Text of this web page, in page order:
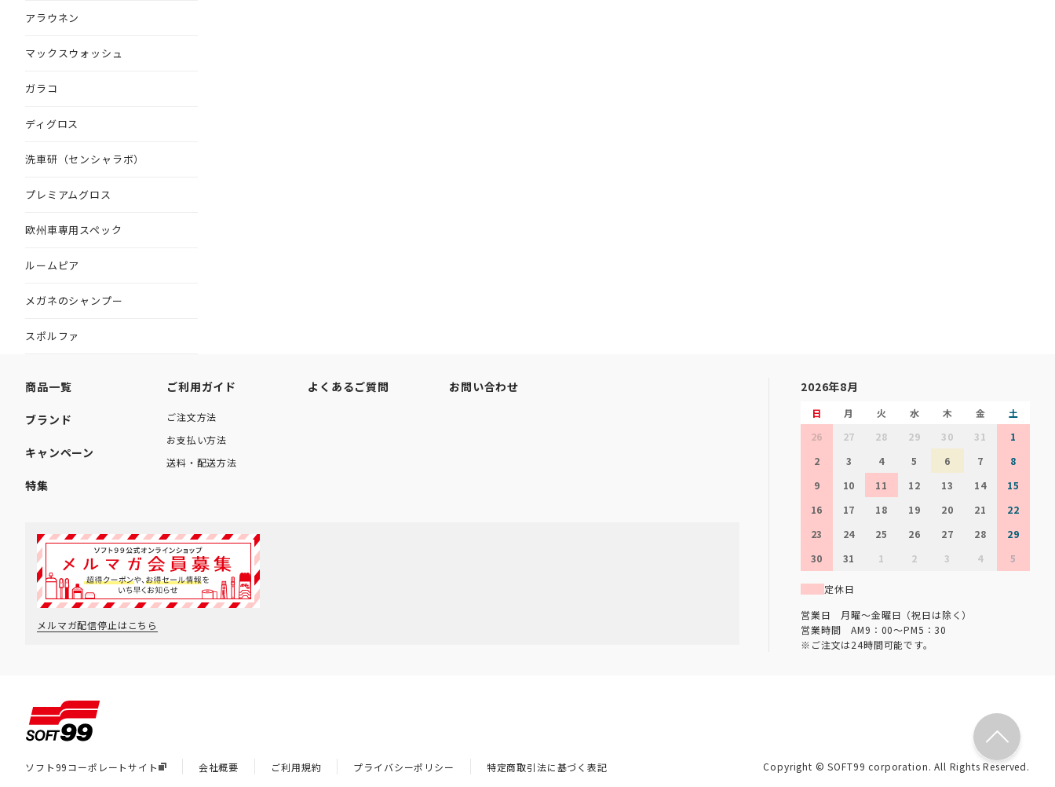
アラウネン
マックスウォッシュ
ガラコ
ディグロス
洗車研（センシャラボ）
プレミアムグロス
欧州車専用スペック
ルームピア
メガネのシャンプー
スポルファ
商品一覧
ブランド
キャンペーン
特集
ご利用ガイド
ご注文方法
お支払い方法
送料・配送方法
よくあるご質問 お問い合わせ
メルマガ配信停止はこちら
2026年8月
日 月 火 水 木 金
土
26
27 28 29 30 31
1
2
3 4 5 6 7
8
9
10 11 12 13 14
15
16
17 18 19 20 21
22
23
24 25 26 27 28
29
30
31 1 2 3 4 5
定休日
営業日 月曜～金曜日（祝日は除く）
営業時間 AM9：00～PM5：30
※ご注文は24時間可能です。
ソフト99コーポレートサイト 会社概要 ご利用規約 プライバシーポリシー 特定商取引法に基づく表記 Copyright © SOFT99 corporation. All Rights Reserved.